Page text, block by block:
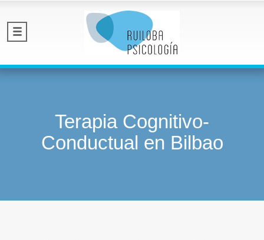
Terapia Cognitivo-
Conductual en Bilbao